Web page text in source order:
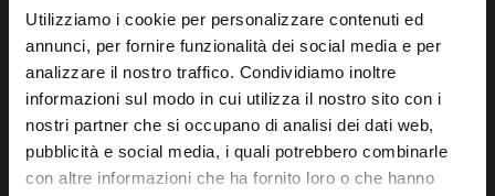
Utilizziamo i cookie per personalizzare contenuti ed
annunci, per fornire funzionalità dei social media e per
analizzare il nostro traffico. Condividiamo inoltre
informazioni sul modo in cui utilizza il nostro sito con i
nostri partner che si occupano di analisi dei dati web,
pubblicità e social media, i quali potrebbero combinarle
con altre informazioni che ha fornito loro o che hanno
Siamo B-CER Srl, azienda del Gruppo Regalgrid, il player di riferimento
delle Comunità Energetiche Rinnovabili in Italia.
B-Cer S.r.l. – Società Benefit con socio unico” © 05333220266
Privacy Policy| Cookie Policy
Via Diaz, 3 — 31100 Treviso TV (Italia) —info@b-cer.it